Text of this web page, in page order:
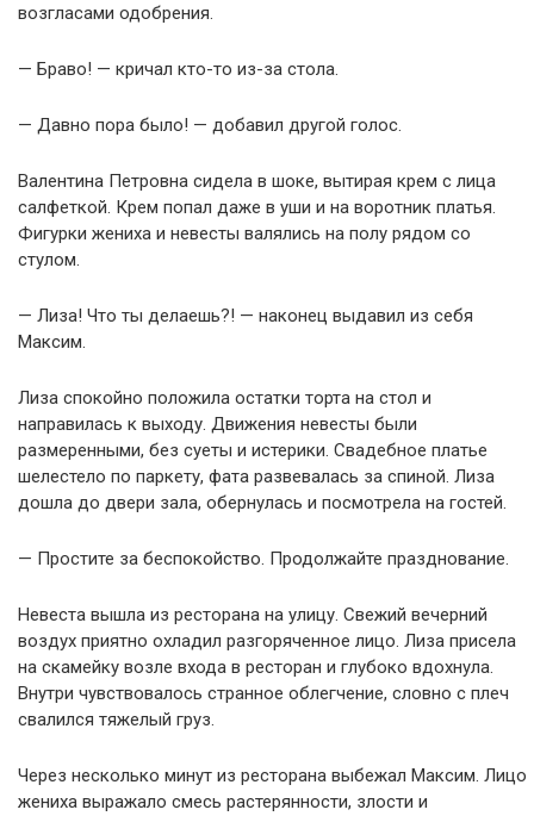
возгласами одобрения.
— Браво! — кричал кто-то из-за стола.
— Давно пора было! — добавил другой голос.
Валентина Петровна сидела в шоке, вытирая крем с лица
салфеткой. Крем попал даже в уши и на воротник платья.
Фигурки жениха и невесты валялись на полу рядом со
стулом.
— Лиза! Что ты делаешь?! — наконец выдавил из себя
Максим.
Лиза спокойно положила остатки торта на стол и
направилась к выходу. Движения невесты были
размеренными, без суеты и истерики. Свадебное платье
шелестело по паркету, фата развевалась за спиной. Лиза
дошла до двери зала, обернулась и посмотрела на гостей.
— Простите за беспокойство. Продолжайте празднование.
Невеста вышла из ресторана на улицу. Свежий вечерний
воздух приятно охладил разгоряченное лицо. Лиза присела
на скамейку возле входа в ресторан и глубоко вдохнула.
Внутри чувствовалось странное облегчение, словно с плеч
свалился тяжелый груз.
Через несколько минут из ресторана выбежал Максим. Лицо
жениха выражало смесь растерянности, злости и